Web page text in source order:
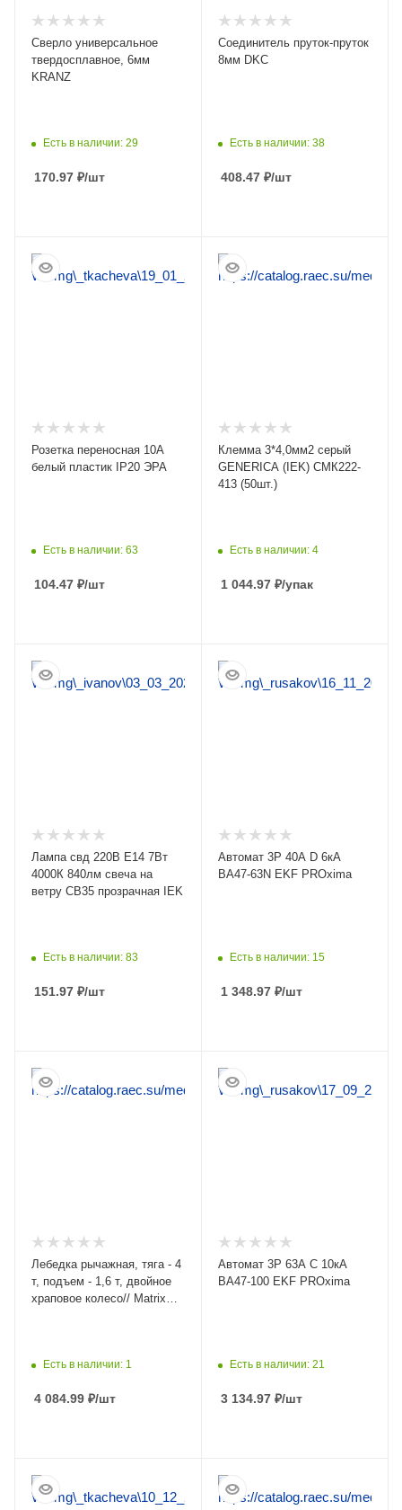
Сверло универсальное
твердосплавное, 6мм
KRANZ
Есть в наличии: 29
170.97 ₽/шт
Соединитель пруток-пруток
8мм DKC
Есть в наличии: 38
408.47 ₽/шт
Розетка переносная 10А
белый пластик IP20 ЭРА
Есть в наличии: 63
104.47 ₽/шт
Клемма 3*4,0мм2 серый
GENERICA (IEK) СМК222-
413 (50шт.)
Есть в наличии: 4
1 044.97 ₽/упак
Лампа свд 220В E14 7Вт
4000К 840лм свеча на
ветру CB35 прозрачная IEK
Есть в наличии: 83
151.97 ₽/шт
Автомат 3Р 40А D 6кА
ВА47-63N EKF PROxima
Есть в наличии: 15
1 348.97 ₽/шт
Лебедка рычажная, тяга - 4
т, подъем - 1,6 т, двойное
храповое колесо// Matrix
Есть в наличии: 1
4 084.99 ₽/шт
Автомат 3Р 63А C 10кА
ВА47-100 EKF PROxima
Есть в наличии: 21
3 134.97 ₽/шт